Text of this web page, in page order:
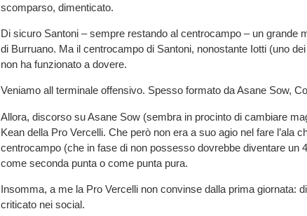
scomparso, dimenticato.
Di sicuro Santoni – sempre restando al centrocampo – un grande
di Burruano. Ma il centrocampo di Santoni, nonostante Iotti (uno
non ha funzionato a dovere.
Veniamo all terminale offensivo. Spesso formato da Asane Sow,
Allora, discorso su Asane Sow (sembra in procinto di cambiare
Kean della Pro Vercelli. Che però non era a suo agio nel fare l’ala
centrocampo (che in fase di non possesso dovrebbe diventare un
come seconda punta o come punta pura.
Insomma, a me la Pro Vercelli non convinse dalla prima giornata:
criticato nei social.